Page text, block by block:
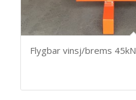
Flygbar vinsj/brems 45kN